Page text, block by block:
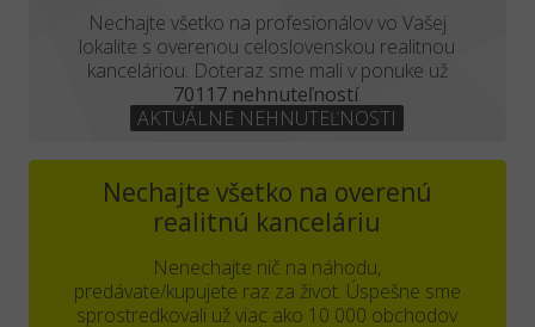
Nechajte všetko na profesionálov vo Vašej
lokalite s overenou celoslovenskou realitnou
kanceláriou. Doteraz sme mali v ponuke už
70117 nehnuteľností.
AKTUÁLNE NEHNUTEĽNOSTI
Nechajte všetko na overenú
realitnú kanceláriu
Nenechajte nič na náhodu,
predávate/kupujete raz za život. Úspešne sme
sprostredkovali už viac ako 10 000 obchodov